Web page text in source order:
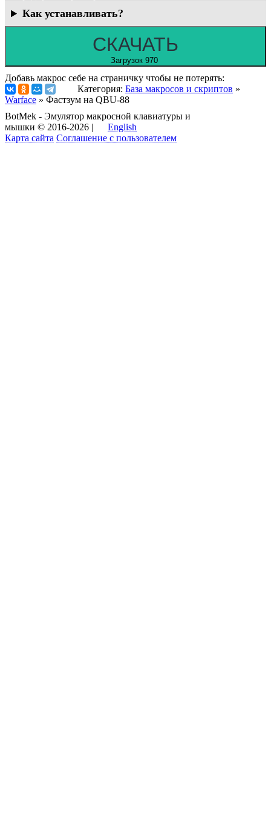
Как устанавливать?
СКАЧАТЬ
Загрузок 970
Добавь макрос себе на страничку чтобы не потерять:
Категория: База макросов и скриптов »
Warface » Фастзум на QBU-88
BotMek - Эмулятор макросной клавиатуры и
мышки © 2016-2026 |
English
Карта сайта Соглашение с пользователем